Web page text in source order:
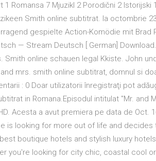
Romansa 7 Mjuzikl 2 Porodični 2 Istorijski 1
Smith online subtitrat. la octombrie
gespielte Action-Komödie mit Brad
— Stream Deutsch [ German]
online schauen legal Kkiste. John
mrs. smith online subtitrat, domnul si
: 0 Doar utilizatorii înregistraţi pot
in Romana.Episodul intitulat "Mr. and
Acesta a avut premiera pe data de Oct.
is looking for more out of life and decides
boutique hotels and stylish luxury
you're looking for city chic, coastal cool